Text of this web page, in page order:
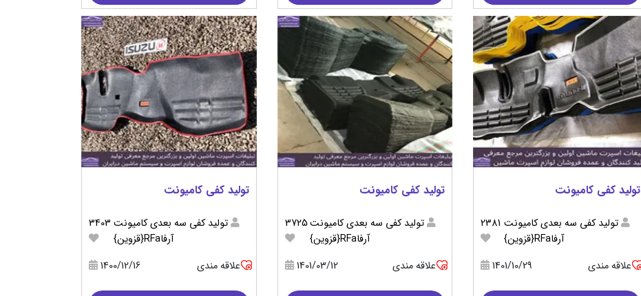
تولید کفی کامیونت
تولید کفی سه بعدی کامیونت
آرفاRFa{قزوین}
2381
علاقه مندی 1401/10/29
تولید کفی کامیونت
تولید کفی سه بعدی کامیونت
آرفاRFa{قزوین}
3725
علاقه مندی 1401/03/12
تولید کفی کامیونت
تولید کفی سه بعدی کامیونت
آرفاRFa{قزوین}
3403
علاقه مندی 1400/12/16